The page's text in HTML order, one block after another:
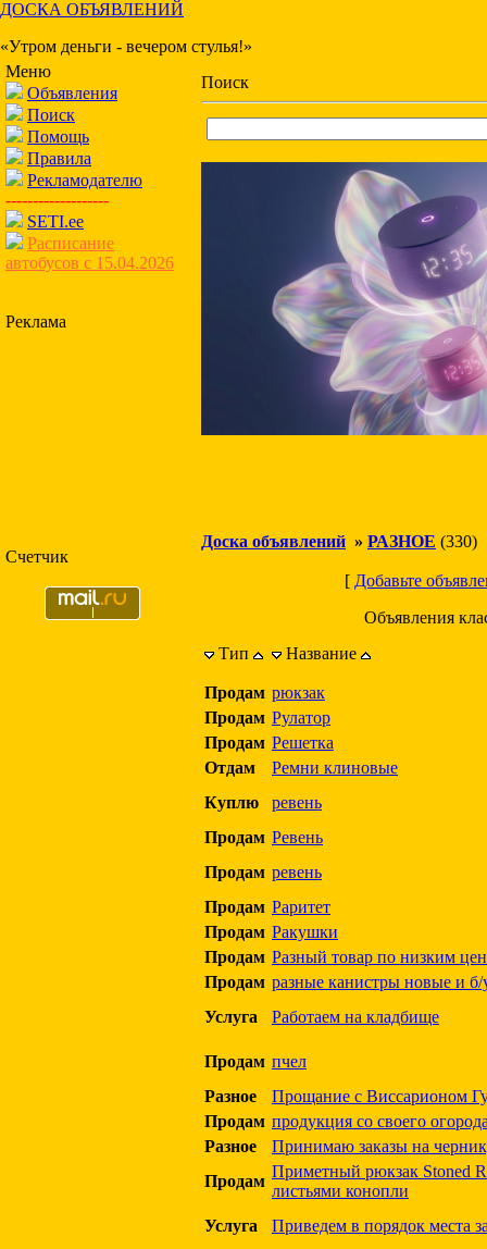
ДОСКА ОБЪЯВЛЕНИЙ
«Утром деньги - вечером стулья!»
Меню
Объявления
Поиск
Помощь
Правила
Рекламодателю
-------------------
SETI.ee
Расписание
автобусов с 15.04.2026
Реклама
Счетчик
Поиск
Доска объявлений » РАЗНОЕ (330)
[ Добавьте
Объявления
Тип
Название
Продам рюкзак
Продам Рулатор
Продам Решетка
Отдам
Ремни клиновые
Куплю
ревень
Продам Ревень
Продам ревень
Продам Раритет
Продам Ракушки
Продам Разный товар по низким
Продам разные канистры новые и б/
Услуга
Работаем на кладбище
Продам пчел
Разное
Прощание с Виссарионом
Продам продукция со своего
Разное
Принимаю заказы на
Продам
Приметный рюкзак Stoned
листьями конопли
Услуга
Приведем в порядок места